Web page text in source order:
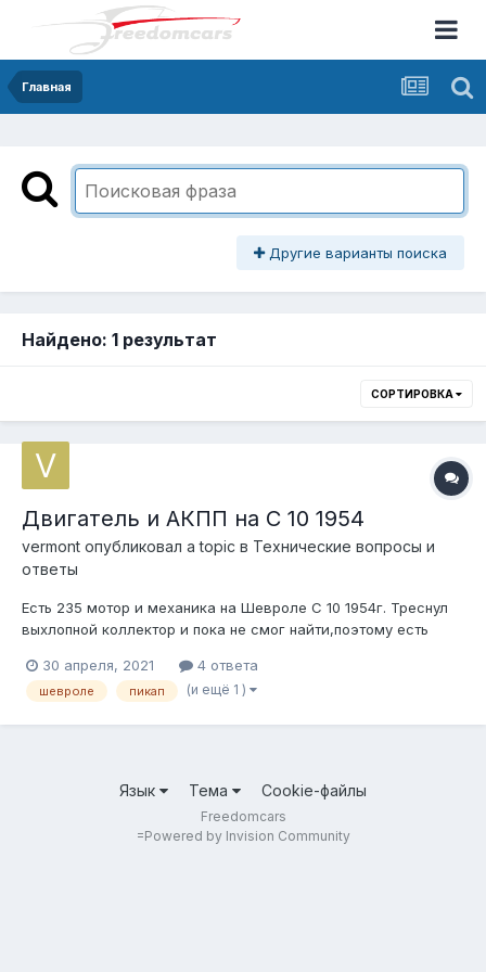
Главная
Другие варианты поиска
Найдено: 1 результат
СОРТИРОВКА
Двигатель и АКПП на С 10 1954
vermont опубликовал a topic в Технические вопросы и
ответы
Есть 235 мотор и механика на Шевроле С 10 1954г. Треснул
выхлопной коллектор и пока не смог найти,поэтому есть
поставить что-то более удобное на каждый день.При этом
без серьезных переделок,чтобы вернуть все в сток при
30 апреля, 2021 4 ответа
шевроле пикап (и ещё 1 )
Язык Тема Cookie-файлы
Freedomcars
=Powered by Invision Community